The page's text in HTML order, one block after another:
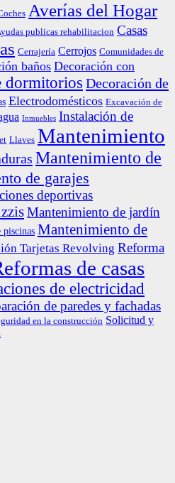
Averías del Hogar
publicas rehabilitacion Casas
Cerrajería Cerrojos Comunidades de
bañosDecoración con
dormitorios Decoración de
Electrodomésticos Excavación de
Inmuebles Instalación de
Llaves Mantenimiento
Mantenimiento de
de garajes
deportivas
Mantenimiento de jardín
Mantenimiento de
Tarjetas Revolving Reforma
de casas
de electricidad
de paredes y fachadas
en la construcción Solicitud y